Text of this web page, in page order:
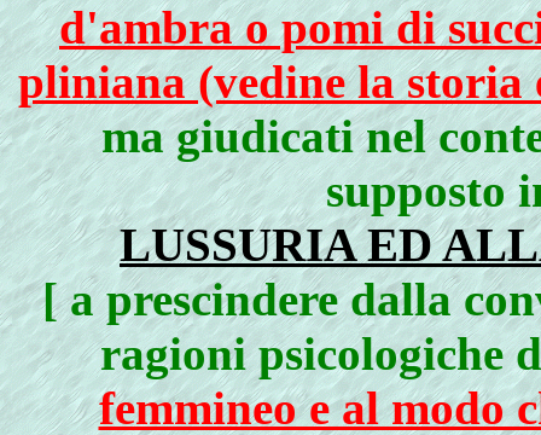
d'ambra o pomi di
pliniana (vedine la storia
ma giudicati nel
supposto
LUSSURIA ED
[ a prescindere dalla
ragioni psicologiche
femmineo e al modo